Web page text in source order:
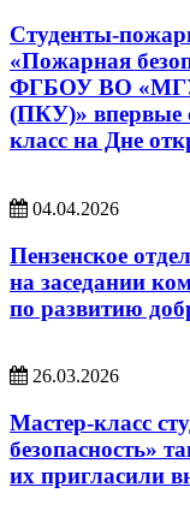
Студенты-
«Пожарная
ФГБОУ ВО
(ПКУ)» впервые
класс на Дне
04.04.2026
Пензенское
на заседании
по развитию
26.03.2026
Мастер-класс
безопасность»
их пригласили